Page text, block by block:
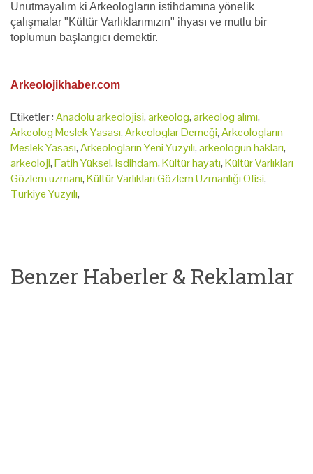
Unutmayalım ki Arkeologların istihdamına yönelik
çalışmalar "Kültür Varlıklarımızın" ihyası ve mutlu bir
toplumun başlangıcı demektir.
Arkeolojikhaber.com
Etiketler :Anadolu arkeolojisi,arkeolog,arkeolog alımı,
Arkeolog Meslek Yasası,Arkeologlar Derneği,Arkeologların
Meslek Yasası,Arkeologların Yeni Yüzyılı,arkeologun hakları,
arkeoloji,Fatih Yüksel,isdihdam,Kültür hayatı,Kültür Varlıkları
Gözlem uzmanı,Kültür Varlıkları Gözlem Uzmanlığı Ofisi,
Türkiye Yüzyılı,
Benzer Haberler & Reklamlar